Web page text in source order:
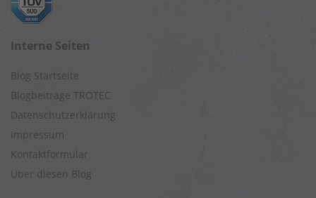
Interne Seiten
Blog Startseite
Blogbeiträge TROTEC
Datenschutzerklärung
Impressum
Kontaktformular
Über diesen Blog